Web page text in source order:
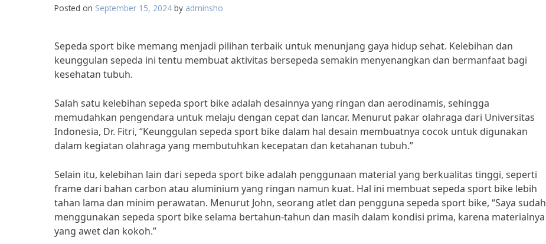
Posted on September 15, 2024 by adminsho
Sepeda sport bike memang menjadi pilihan terbaik untuk menunjang gaya hidup sehat. Kelebihan dan
keunggulan sepeda ini tentu membuat aktivitas bersepeda semakin menyenangkan dan bermanfaat bagi
kesehatan tubuh.
Salah satu kelebihan sepeda sport bike adalah desainnya yang ringan dan aerodinamis, sehingga
memudahkan pengendara untuk melaju dengan cepat dan lancar. Menurut pakar olahraga dari Universitas
Indonesia, Dr. Fitri, “Keunggulan sepeda sport bike dalam hal desain membuatnya cocok untuk digunakan
dalam kegiatan olahraga yang membutuhkan kecepatan dan ketahanan tubuh.”
Selain itu, kelebihan lain dari sepeda sport bike adalah penggunaan material yang berkualitas tinggi, seperti
frame dari bahan carbon atau aluminium yang ringan namun kuat. Hal ini membuat sepeda sport bike lebih
tahan lama dan minim perawatan. Menurut John, seorang atlet dan pengguna sepeda sport bike, “Saya sudah
menggunakan sepeda sport bike selama bertahun-tahun dan masih dalam kondisi prima, karena materialnya
yang awet dan kokoh.”